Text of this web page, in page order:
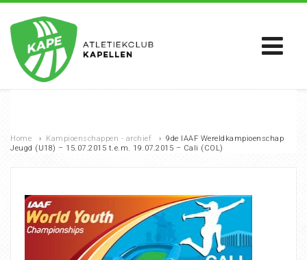
Home › Kampioenschappen - archief › 9de IAAF Wereldkampioenschap
Jeugd (U18) – 15.07.2015 t.e.m. 19.07.2015 – Cali (COL)